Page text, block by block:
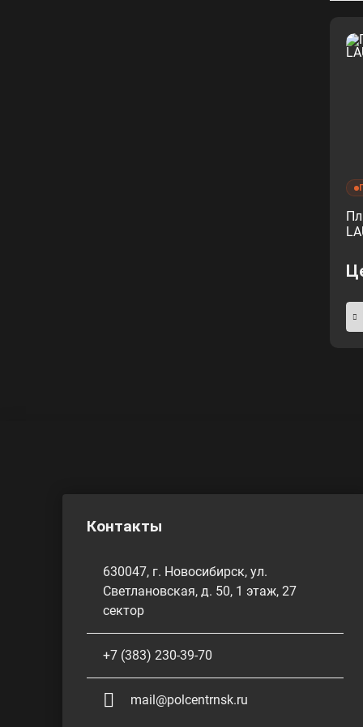
Контакты
630047, г. Новосибирск, ул.
Светлановская, д. 50, 1 этаж, 27
сектор
+7 (383) 230-39-70
mail@polcentrnsk.ru